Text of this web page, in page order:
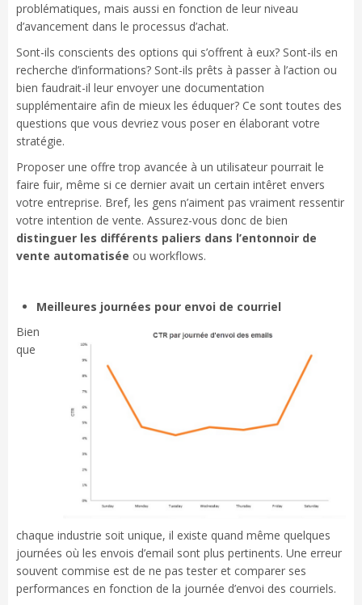
problématiques, mais aussi en fonction de leur niveau
d’avancement dans le processus d’achat.
Sont-ils conscients des options qui s’offrent à eux? Sont-ils en
recherche d’informations? Sont-ils prêts à passer à l’action ou
bien faudrait-il leur envoyer une documentation
supplémentaire afin de mieux les éduquer? Ce sont toutes des
questions que vous devriez vous poser en élaborant votre
stratégie.
Proposer une offre trop avancée à un utilisateur pourrait le
faire fuir, même si ce dernier avait un certain intêret envers
votre entreprise. Bref, les gens n’aiment pas vraiment ressentir
votre intention de vente. Assurez-vous donc de bien
distinguer les différents paliers dans l’entonnoir de
vente automatisée ou workflows.
Meilleures journées pour envoi de courriel
Bien
que
chaque industrie soit unique, il existe quand même quelques
journées où les envois d’email sont plus pertinents. Une erreur
souvent commise est de ne pas tester et comparer ses
performances en fonction de la journée d’envoi des courriels.